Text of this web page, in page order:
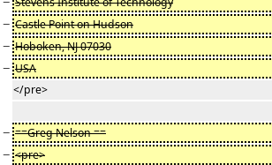
− Castle Point on Hudson
− Hoboken, NJ 07030
− USA
</pre>
− ==Greg Nelson ==
− <pre>